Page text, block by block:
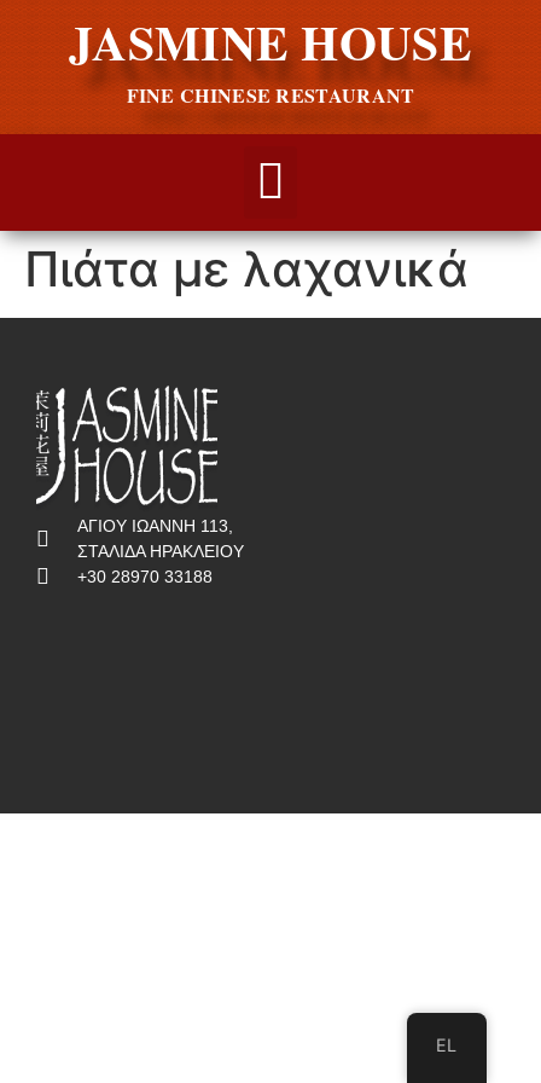
JASMINE HOUSE
FINE CHINESE RESTAURANT
Πιάτα με λαχανικά
ΑΓΙΟΥ ΙΩΑΝΝΗ 113,
ΣΤΑΛΙΔΑ ΗΡΑΚΛΕΙΟΥ
+30 28970 33188
EL